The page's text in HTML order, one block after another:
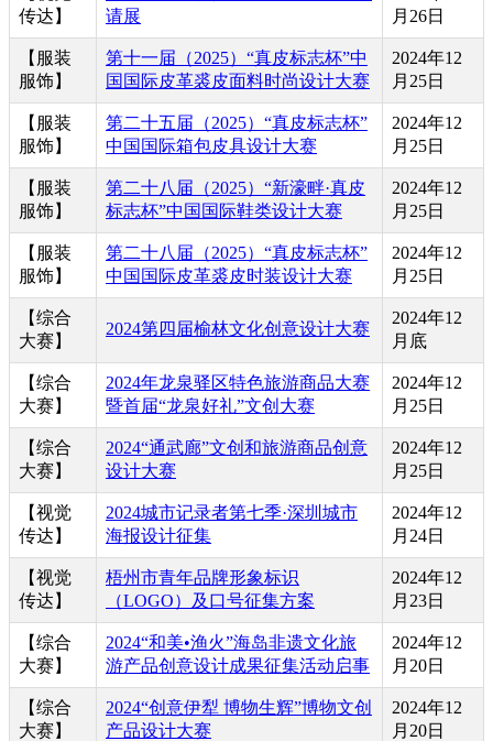
传达】
请展
月26日
【服装
服饰】
第十一届（2025）“真皮标志杯”中
国国际皮革裘皮面料时尚设计大赛
2024年12
月25日
【服装
服饰】
第二十五届（2025）“真皮标志杯”
中国国际箱包皮具设计大赛
2024年12
月25日
【服装
服饰】
第二十八届（2025）“新濠畔·真皮
标志杯”中国国际鞋类设计大赛
2024年12
月25日
【服装
服饰】
第二十八届（2025）“真皮标志杯”
中国国际皮革裘皮时装设计大赛
2024年12
月25日
【综合
大赛】
2024第四届榆林文化创意设计大赛
2024年12
月底
【综合
大赛】
2024年龙泉驿区特色旅游商品大赛
暨首届“龙泉好礼”文创大赛
2024年12
月25日
【综合
大赛】
2024“通武廊”文创和旅游商品创意
设计大赛
2024年12
月25日
【视觉
传达】
2024城市记录者第七季·深圳城市
海报设计征集
2024年12
月24日
【视觉
传达】
梧州市青年品牌形象标识
（LOGO）及口号征集方案
2024年12
月23日
【综合
大赛】
2024“和美•渔火”海岛非遗文化旅
游产品创意设计成果征集活动启事
2024年12
月20日
【综合
大赛】
2024“创意伊犁 博物生辉”博物文创
产品设计大赛
2024年12
月20日